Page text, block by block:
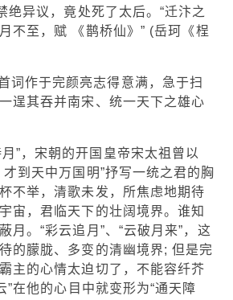
绝异议，竟处死了太后。“迁汴之
不至，赋 《鹊桥仙》” (岳珂《桯
词作于完颜亮志得意满，急于扫
逞其吞并南宋、统一天下之雄心
”，宋朝的开国皇帝宋太祖曾以
到天中万国明”抒写一统之君的胸
不举，清歌未发，所焦虑地期待
宙，君临天下的壮阔境界。谁知
月。“彩云追月”、“云破月来”，这
的朦胧、多变的清幽境界; 但是完
主的心情太迫切了，不能容纤芥
”在他的心目中就变形为“通天障